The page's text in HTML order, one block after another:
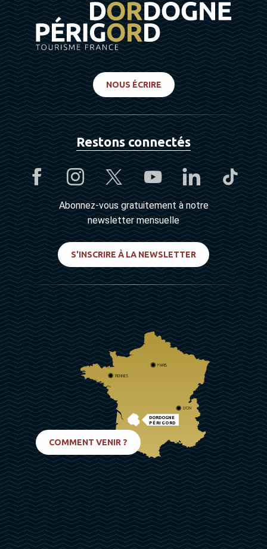
NOUS ÉCRIRE
Restons connectés
Abonnez-vous gratuitement à notre
newsletter mensuelle
S'INSCRIRE À LA NEWSLETTER
DORDOGNE
PÉRIGORD
PARIS
RENNES
LYON
COMMENT VENIR ?